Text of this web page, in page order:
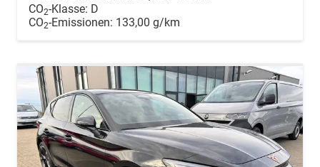
CO2-Klasse: D
CO2-Emissionen: 133,00 g/km